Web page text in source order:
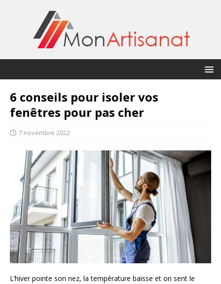
6 conseils pour isoler vos
fenêtres pour pas cher
7 novembre 2022
L’hiver pointe son nez, la température baisse et on sent le